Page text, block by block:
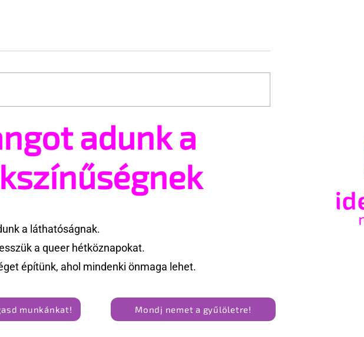
adunk a
a láthatóságnak.
a queer hétköznapokat.
építünk, ahol mindenki önmaga lehet.
munkánkat! Mondj nemet a gyűlöletre!